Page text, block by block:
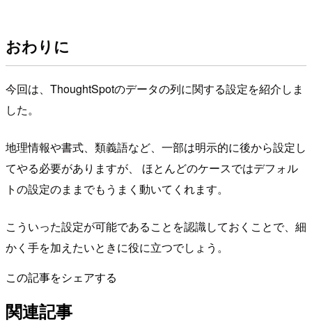
おわりに
今回は、ThoughtSpotのデータの列に関する設定を紹介しま
した。
地理情報や書式、類義語など、一部は明示的に後から設定し
てやる必要がありますが、 ほとんどのケースではデフォル
トの設定のままでもうまく動いてくれます。
こういった設定が可能であることを認識しておくことで、細
かく手を加えたいときに役に立つでしょう。
この記事をシェアする
関連記事